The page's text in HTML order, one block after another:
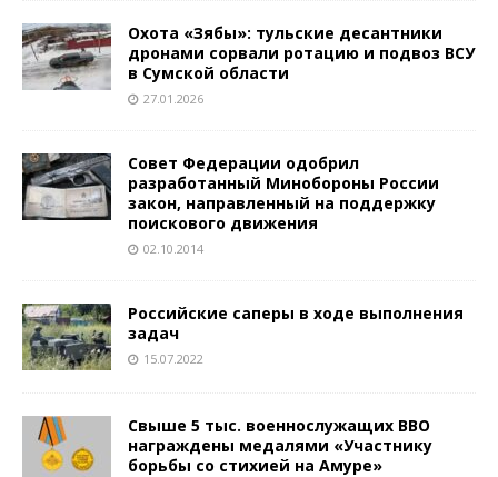
Охота «Зябы»: тульские десантники
дронами сорвали ротацию и подвоз ВСУ
в Сумской области
27.01.2026
Совет Федерации одобрил
разработанный Минобороны России
закон, направленный на поддержку
поискового движения
02.10.2014
Российские саперы в ходе выполнения
задач
15.07.2022
Свыше 5 тыс. военнослужащих ВВО
награждены медалями «Участнику
борьбы со стихией на Амуре»